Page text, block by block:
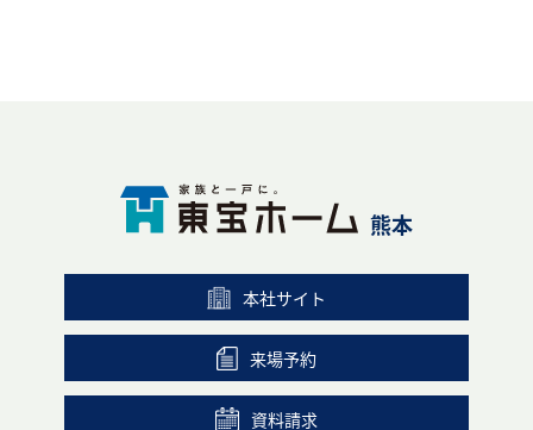
熊本
本社サイト
来場予約
資料請求